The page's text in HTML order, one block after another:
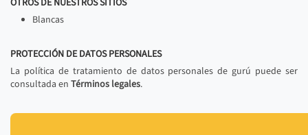
Blancas
PROTECCIÓN DE DATOS PERSONALES
La política de tratamiento de datos personales de gurú puede ser
consultada en Términos legales.